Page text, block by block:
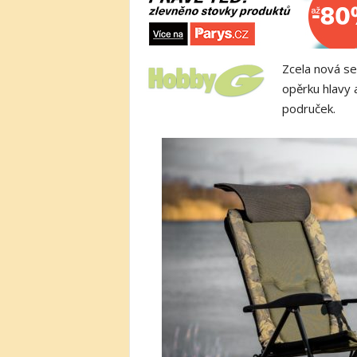
Zcela nová
opěrku hlavy
područek.